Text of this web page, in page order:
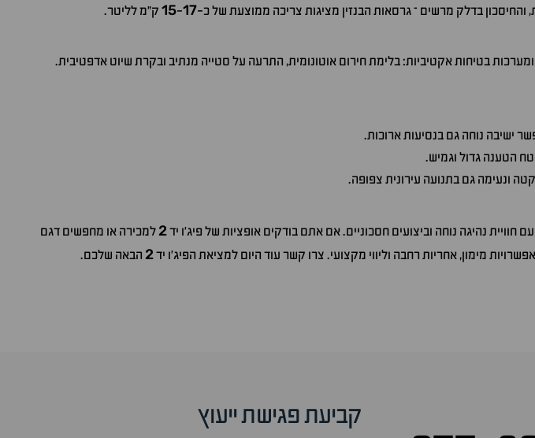
והחיסכון בדלק מרשים – גרסאות הבנזין מציגות צריכה ממוצעת של כ- 15-17 ק"מ לליטר.
בטיחות אקטיביות: בלימת חירום אוטונומית, התרעה על סטייה מנתיב ובקרת שיוט אדפטיבית.
ישיבה נוחה גם בנסיעות ארוכות.
הטענה גדול וגמיש.
ונעימה גם בתנועה עירונית צפופה.
נהיגה נוחה וביצועים חסכוניים. אם אתם בודקים אופציות של פיג'ו יד2 למכירה או מחפשים דגם
מימון, אחריות רחבה וליווי מקצועי. צרו קשר עוד היום למציאת הפיג'ו יד2 הבאה שלכם.
קביעת פגישת ייעוץ